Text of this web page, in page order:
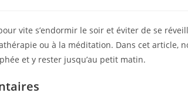
vite s’endormir le soir et éviter de se
ou à la méditation. Dans cet article,
et y rester jusqu’au petit matin.